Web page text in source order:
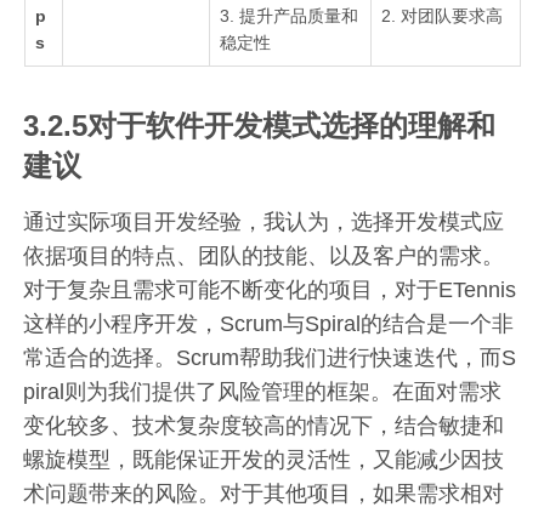
p
s
3. 提升产品质量和
稳定性
2. 对团队要求高
3.2.5对于软件开发模式选择的理解和
建议
通过实际项目开发经验，我认为，选择开发模式应
依据项目的特点、团队的技能、以及客户的需求。
对于复杂且需求可能不断变化的项目，对于ETennis
这样的小程序开发，Scrum与Spiral的结合是一个非
常适合的选择。Scrum帮助我们进行快速迭代，而S
piral则为我们提供了风险管理的框架。在面对需求
变化较多、技术复杂度较高的情况下，结合敏捷和
螺旋模型，既能保证开发的灵活性，又能减少因技
术问题带来的风险。对于其他项目，如果需求相对